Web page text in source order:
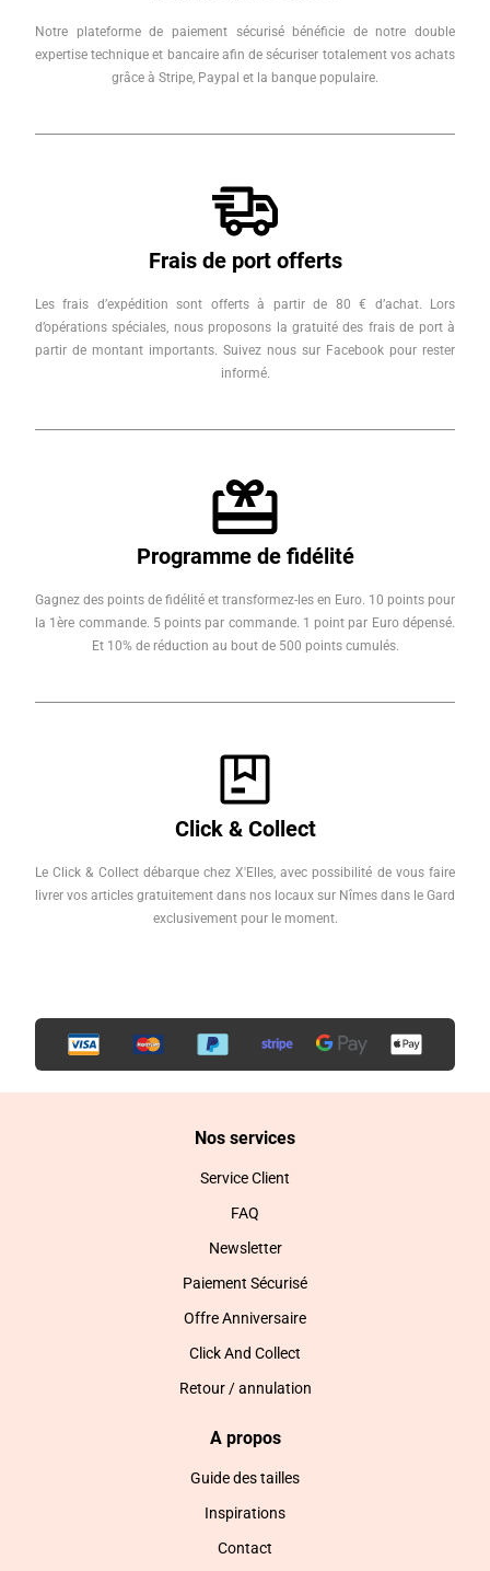
Notre plateforme de paiement sécurisé bénéficie de notre double
expertise technique et bancaire afin de sécuriser totalement vos achats
grâce à Stripe, Paypal et la banque populaire.
Frais de port offerts
Les frais d’expédition sont offerts à partir de 80 € d’achat. Lors
d’opérations spéciales, nous proposons la gratuité des frais de port à
partir de montant importants. Suivez nous sur Facebook pour rester
informé.
Programme de fidélité
Gagnez des points de fidélité et transformez-les en Euro. 10 points pour
la 1ère commande. 5 points par commande. 1 point par Euro dépensé.
Et 10% de réduction au bout de 500 points cumulés.
Click & Collect
Le Click & Collect débarque chez X'Elles, avec possibilité de vous faire
livrer vos articles gratuitement dans nos locaux sur Nîmes dans le Gard
exclusivement pour le moment.
Nos services
Service Client
FAQ
Newsletter
Paiement Sécurisé
Offre Anniversaire
Click And Collect
Retour / annulation
A propos
Guide des tailles
Inspirations
Contact